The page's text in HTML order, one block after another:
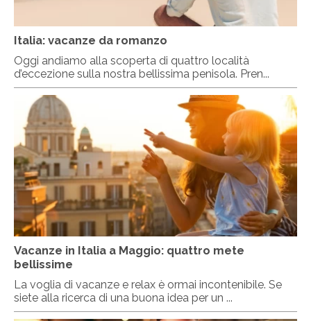
Italia: vacanze da romanzo
Oggi andiamo alla scoperta di quattro località
d’eccezione sulla nostra bellissima penisola. Pren...
Vacanze in Italia a Maggio: quattro mete
bellissime
La voglia di vacanze e relax è ormai incontenibile. Se
siete alla ricerca di una buona idea per un ...